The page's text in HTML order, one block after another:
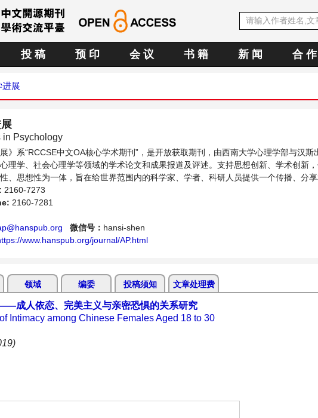
投 稿 预 印 会 议 书 籍 新 闻 合 作
进展
in Psychology
展》系“RCCSE中文OA核心学术期刊”，是开放获取期刊，由西南大学心理学部与汉斯
理学、社会心理学等领域的学术论文和成果报道及评述。支持思想创新、学术创新
、思想性为一体，旨在给世界范围内的科学家、学者、科研人员提供一个传播、分享
题与发展的交流平台。
2160-7273
2160-7281
微信号： hansi-shen
www.hanspub.org/journal/AP.html
领域 编委 投稿须知 文章处理费
成人依恋、完美主义与亲密恐惧的关系研究
Intimacy among Chinese Females Aged 18 to 30